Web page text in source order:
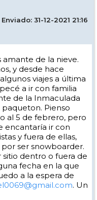
Enviado: 31-12-2021 21:16
amante de la nieve.
y desde hace
viajes a última
a ir con familia
de la Inmaculada
paqueton. Pienso
al 5 de febrero, pero
encantaría ir con
y fuera de ellas,
ser snowboarder.
dentro o fuera de
fecha en la que
a la espera de
. Un